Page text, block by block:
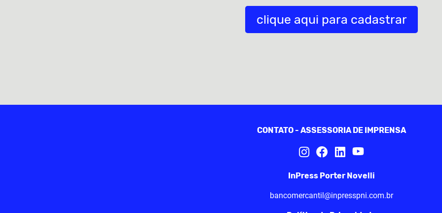
clique aqui para cadastrar
CONTATO - ASSESSORIA DE IMPRENSA
InPress Porter Novelli
bancomercantil@inpresspni.com.br